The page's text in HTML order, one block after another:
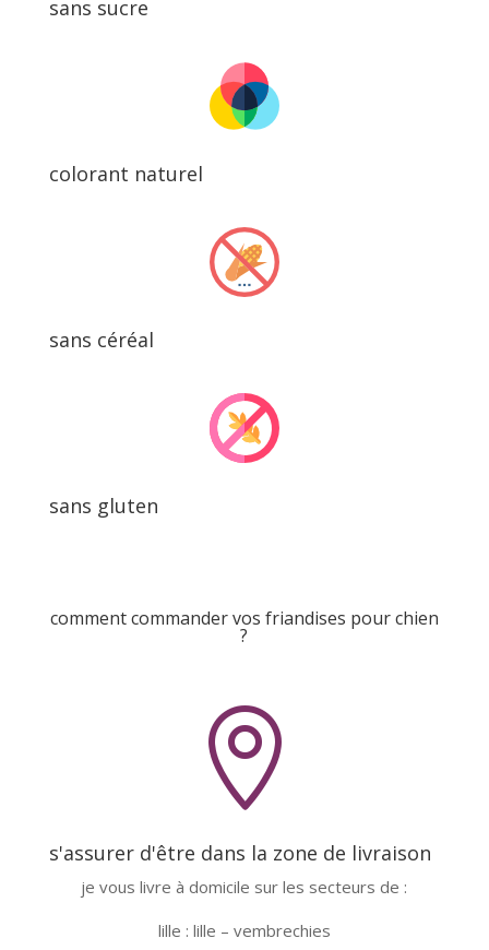
sans sucre
colorant naturel
sans céréal
sans gluten
comment commander vos friandises pour chien
?

s'assurer d'être dans la zone de livraison
je vous livre à domicile sur les secteurs de :
lille : lille – vembrechies